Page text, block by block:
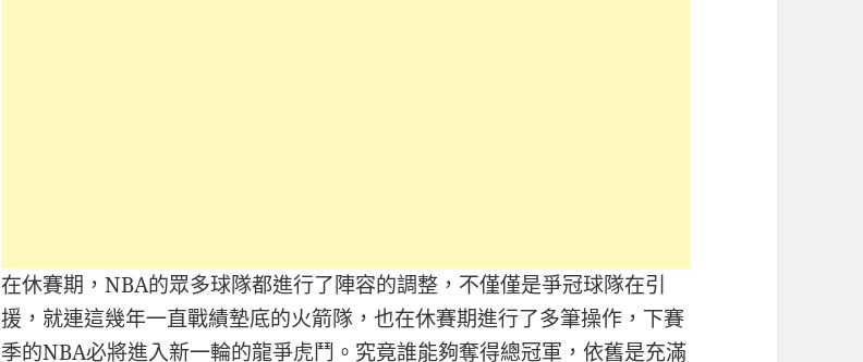
在休賽期，NBA的眾多球隊都進行了陣容的調整，不僅僅是爭冠球隊在引
援，就連這幾年一直戰績墊底的火箭隊，也在休賽期進行了多筆操作，下賽
季的NBA必將進入新一輪的龍爭虎鬥。究竟誰能夠奪得總冠軍，依舊是充滿